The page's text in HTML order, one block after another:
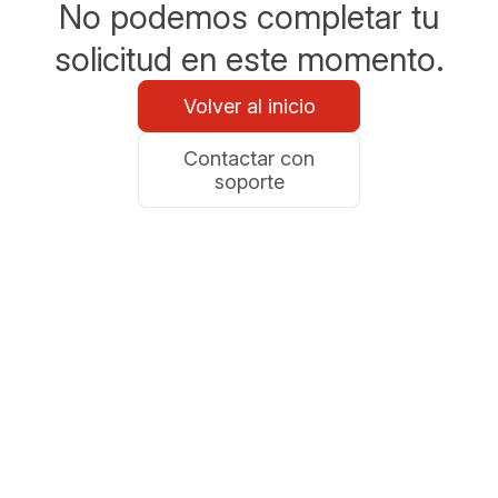
No podemos completar tu
solicitud en este momento.
Volver al inicio
Contactar con
soporte